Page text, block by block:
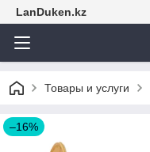
LanDuken.kz
Товары и услуги
–16%